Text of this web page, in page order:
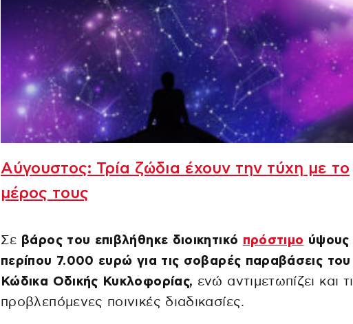
Αύγουστος: Τρία ζώδια έχουν την τύχη με το
μέρος τους
Σε βάρος του επιβλήθηκε διοικητικό πρόστιμο ύψους
περίπου 7.000 ευρώ για τις σοβαρές παραβάσεις του
Κώδικα Οδικής Κυκλοφορίας, ενώ αντιμετωπίζει και
προβλεπόμενες ποινικές διαδικασίες.